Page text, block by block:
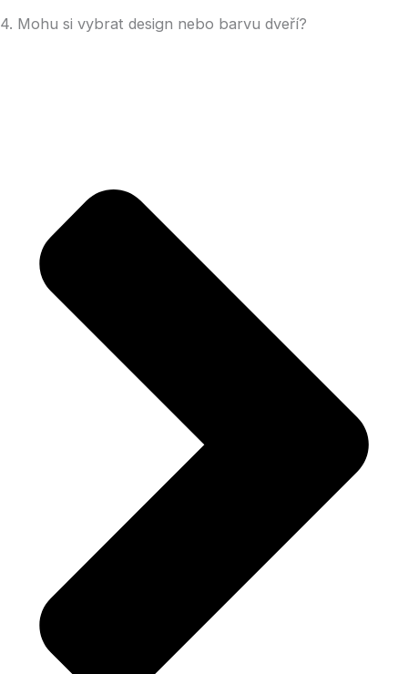
4. Mohu si vybrat design nebo barvu dveří?